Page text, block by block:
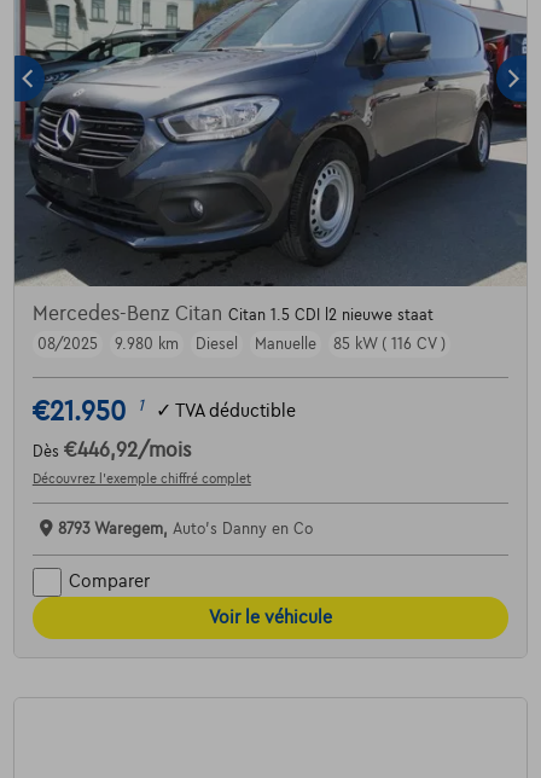
Mercedes-Benz Citan Citan 1.5 CDI l2 nieuwe staat
08/2025
9.980 km Diesel Manuelle 85 kW ( 116 CV )
€21.950 1 ✓ TVA déductible
Dès €446,92/mois
Découvrez l’exemple chiffré complet
8793 Waregem, Auto's Danny en Co
Comparer
Voir le véhicule